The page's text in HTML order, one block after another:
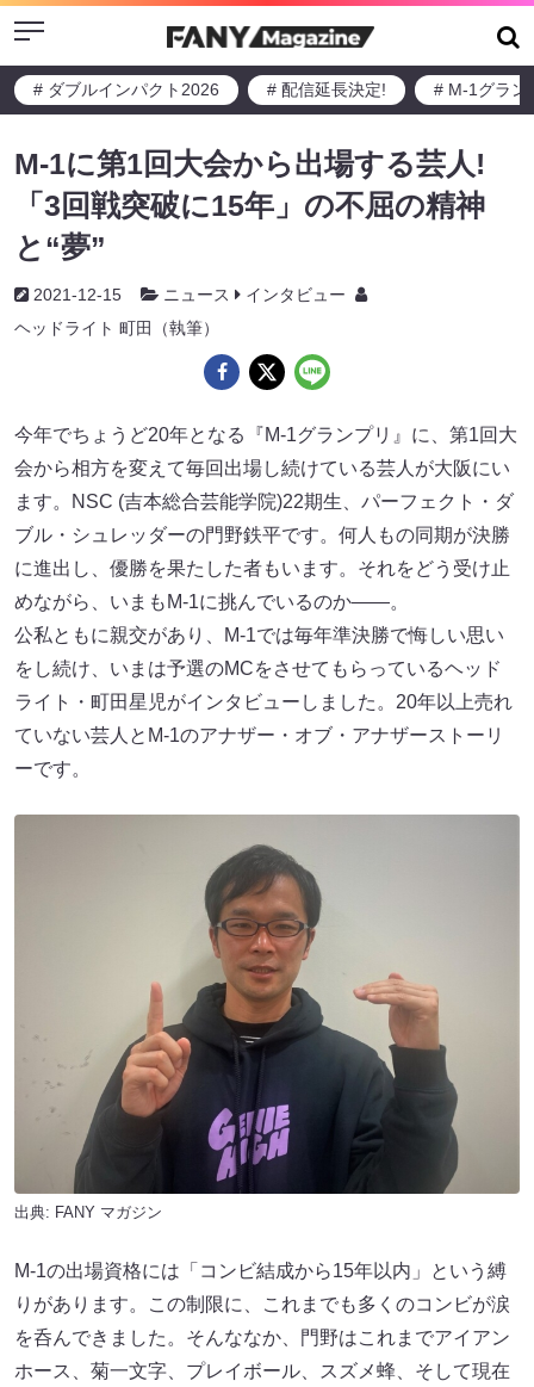
Menu
# ダブルインパクト2026 # 配信延長決定! # M-1グラン
M-1に第1回大会から出場する芸人!
「3回戦突破に15年」の不屈の精神
と“夢”
2021-12-15 ニュース
インタビュー
ヘッドライト 町田（執筆）
今年でちょうど20年となる『M-1グランプリ』に、第1回大
会から相方を変えて毎回出場し続けている芸人が大阪にい
ます。NSC (吉本総合芸能学院)22期生、パーフェクト・ダ
ブル・シュレッダーの門野鉄平です。何人もの同期が決勝
に進出し、優勝を果たした者もいます。それをどう受け止
めながら、いまもM-1に挑んでいるのか――。
公私ともに親交があり、M-1では毎年準決勝で悔しい思い
をし続け、いまは予選のMCをさせてもらっているヘッド
ライト・町田星児がインタビューしました。20年以上売れ
ていない芸人とM-1のアナザー・オブ・アナザーストーリ
ーです。
出典: FANY マガジン
M-1の出場資格には「コンビ結成から15年以内」という縛
りがあります。この制限に、これまでも多くのコンビが涙
を呑んできました。そんななか、門野はこれまでアイアン
ホース、菊一文字、プレイボール、スズメ蜂、そして現在